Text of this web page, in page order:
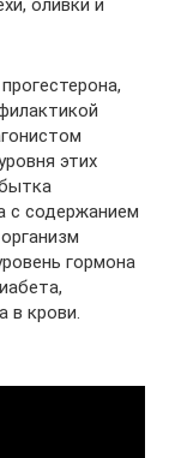
оливки и
этих
с содержанием
гормона
в крови.